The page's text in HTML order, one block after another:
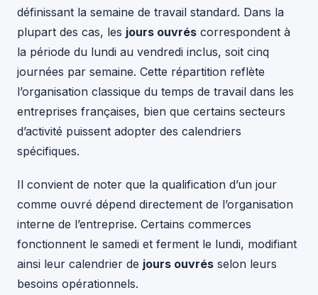
définissant la semaine de travail standard. Dans la
plupart des cas, les jours ouvrés correspondent à
la période du lundi au vendredi inclus, soit cinq
journées par semaine. Cette répartition reflète
l’organisation classique du temps de travail dans les
entreprises françaises, bien que certains secteurs
d’activité puissent adopter des calendriers
spécifiques.
Il convient de noter que la qualification d’un jour
comme ouvré dépend directement de l’organisation
interne de l’entreprise. Certains commerces
fonctionnent le samedi et ferment le lundi, modifiant
ainsi leur calendrier de jours ouvrés selon leurs
besoins opérationnels.